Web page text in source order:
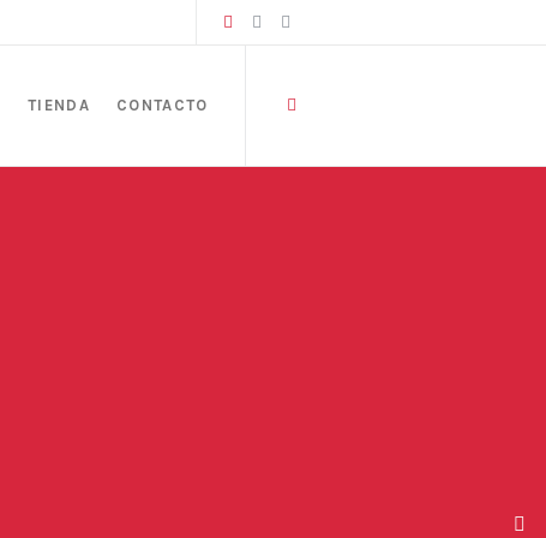
TIENDA CONTACTO